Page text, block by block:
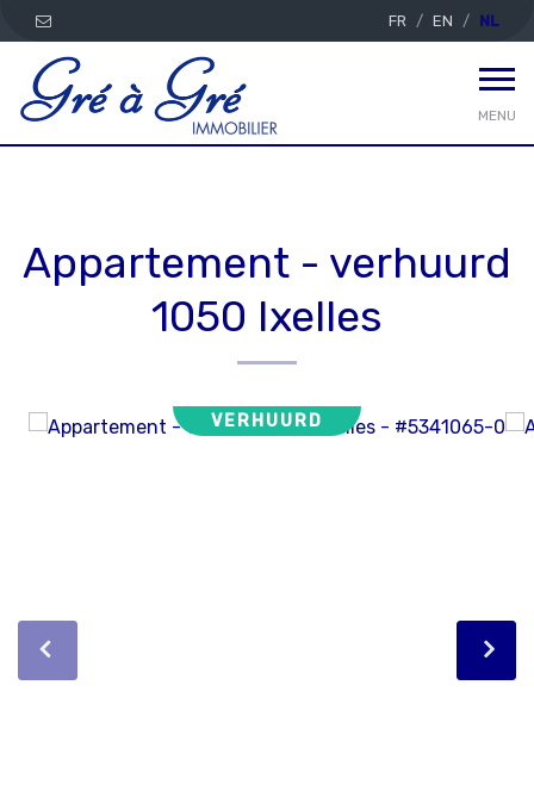
FR EN NL
MENU
Appartement - verhuurd
1050 Ixelles
VERHUURD